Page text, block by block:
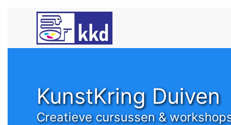
Skip to main content
KunstKring Duiven
Creatieve cursussen &